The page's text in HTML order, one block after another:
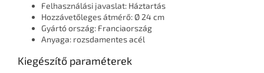
Felhasználási javaslat: Háztartás
Hozzávetőleges átmérő: Ø 24 cm
Gyártó ország: Franciaország
Anyaga: rozsdamentes acél
Kiegészítő paraméterek